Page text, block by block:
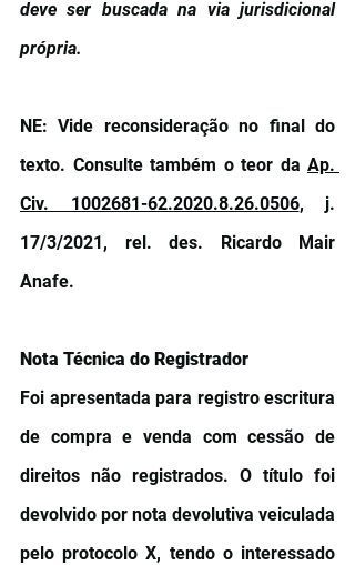
deve ser buscada na via jurisdicional
própria.
NE: Vide reconsideração no final do
texto. Consulte também o teor da Ap.
Civ. 1002681-62.2020.8.26.0506, j.
17/3/2021, rel. des. Ricardo Mair
Anafe.
Nota Técnica do Registrador
Foi apresentada para registro escritura
de compra e venda com cessão de
direitos não registrados. O título foi
devolvido por nota devolutiva veiculada
pelo protocolo X, tendo o interessado